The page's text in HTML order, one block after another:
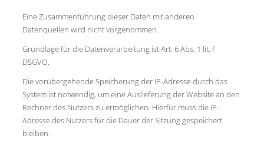
Eine Zusammenführung dieser Daten mit anderen
Datenquellen wird nicht vorgenommen.
Grundlage für die Datenverarbeitung ist Art. 6 Abs. 1 lit. f
DSGVO.
Die vorübergehende Speicherung der IP-Adresse durch das
System ist notwendig, um eine Auslieferung der Website an den
Rechner des Nutzers zu ermöglichen. Hierfür muss die IP-
Adresse des Nutzers für die Dauer der Sitzung gespeichert
bleiben.